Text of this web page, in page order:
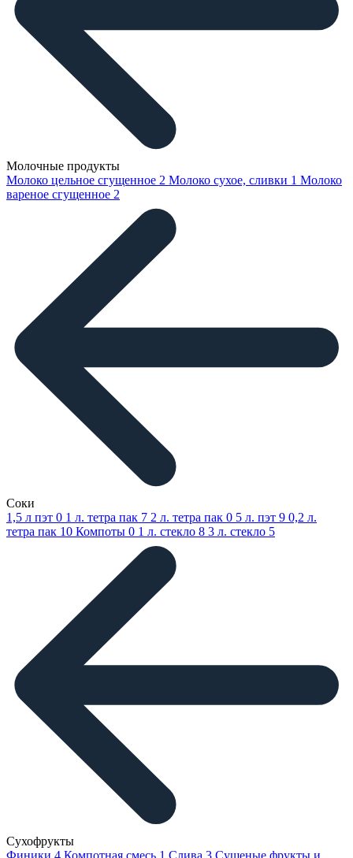
Молочные продукты
Молоко цельное сгущенное 2 Молоко сухое, сливки 1 Молоко
вареное сгущенное 2
Соки
1,5 л пэт 0 1 л. тетра пак 7 2 л. тетра пак 0 5 л. пэт 9 0,2 л.
тетра пак 10 Компоты 0 1 л. стекло 8 3 л. стекло 5
Сухофрукты
Финики 4 Компотная смесь 1 Слива 3 Сушеные фрукты и